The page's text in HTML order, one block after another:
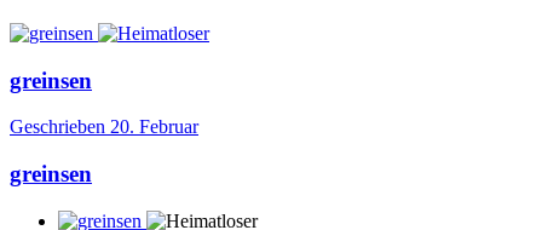
greinsen
Geschrieben 20. Februar
greinsen